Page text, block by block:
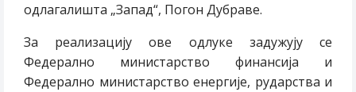
одлагалишта „Запад“, Погон Дубраве.
За реализацију ове одлуке задужују се
Федерално министарство финансија и
Федерално министарство енергије, рударства и